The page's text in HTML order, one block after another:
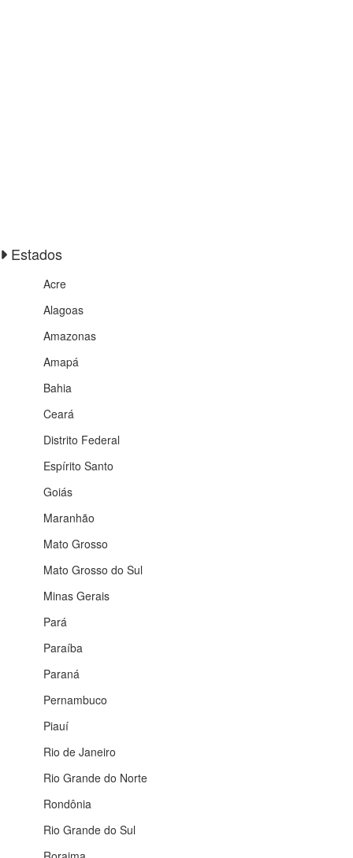
Estados
Acre
Alagoas
Amazonas
Amapá
Bahia
Ceará
Distrito Federal
Espírito Santo
Goiás
Maranhão
Mato Grosso
Mato Grosso do Sul
Minas Gerais
Pará
Paraíba
Paraná
Pernambuco
Piauí
Rio de Janeiro
Rio Grande do Norte
Rondônia
Rio Grande do Sul